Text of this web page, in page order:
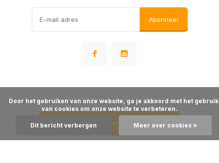
Toevoegen aan winkelwagen
Abonneer
Algemene voorwaarden Disclaimer Privacy Policy Sitemap
© Warehousesupply- Theme made byWebdinge
van cookies om onze website te verbeteren.
Dit bericht verbergen Meer over cookies »